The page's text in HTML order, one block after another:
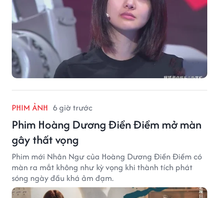
PHIM ẢNH 6 giờ trước
Phim Hoàng Dương Điền Điềm mở màn
gây thất vọng
Phim mới Nhân Ngư của Hoàng Dương Điền Điềm có
màn ra mắt không như kỳ vọng khi thành tích phát
sóng ngày đầu khá ảm đạm.